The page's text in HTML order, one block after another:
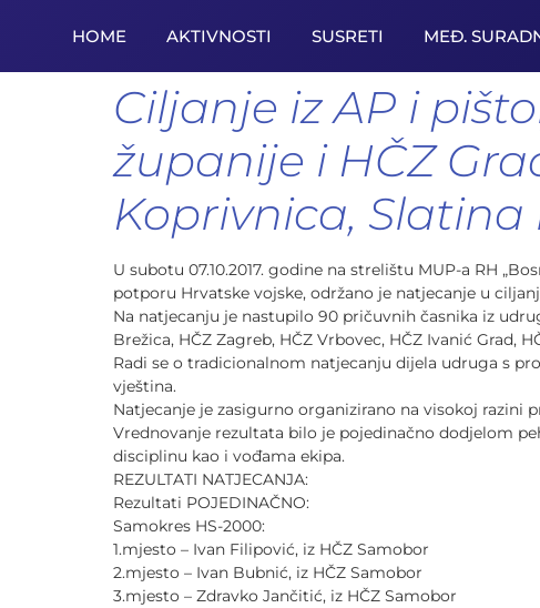
HOME AKTIVNOSTI SUSRETI MEĐ.
Ciljanje iz AP i
županije i HČZ
Koprivnica, Slatina
U subotu 07.10.2017. godine na strelištu MUP-a RH
potporu Hrvatske vojske, održano je natjecanje u
Na natjecanju je nastupilo 90 pričuvnih časnika iz
Brežica, HČZ Zagreb, HČZ Vrbovec, HČZ Ivanić Grad,
Radi se o tradicionalnom natjecanju dijela udruga s
vještina.
Natjecanje je zasigurno organizirano na visokoj
Vrednovanje rezultata bilo je pojedinačno dodjelom
disciplinu kao i vođama ekipa.
REZULTATI NATJECANJA:
Rezultati POJEDINAČNO:
Samokres HS-2000:
1.mjesto – Ivan Filipović, iz HČZ Samobor
2.mjesto – Ivan Bubnić, iz HČZ Samobor
3.mjesto – Zdravko Jančitić, iz HČZ Samobor